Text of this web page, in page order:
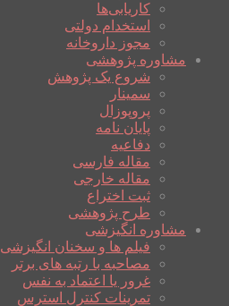
کاریابی‌ها
استخدام دولتی
مجوز داروخانه
مشاوره پژوهشی
شروع یک پژوهش
سمینار
پروپوزال
پایان نامه
دفاعیه
مقاله فارسی
مقاله خارجی
ثبت اختراع
طرح پژوهشی
مشاوره انگیزشی
فیلم ها و سخنان انگیزشی
مصاحبه با رتبه های برتر
غرور یا اعتماد به نفس
تمرینات کنترل استرس